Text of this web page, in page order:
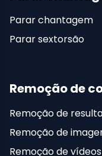
Parar chantagem
Parar sextorsão
Remoção de
Remoção de
Remoção de
Remoção de vídeos